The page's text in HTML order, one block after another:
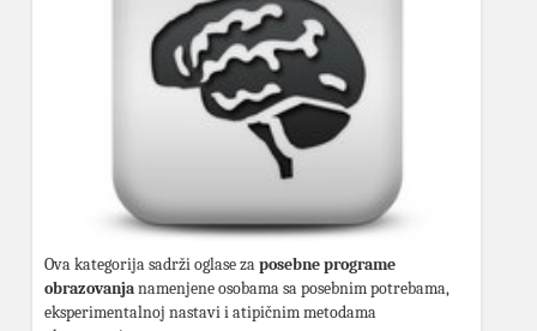
Ova kategorija sadrži oglase zaposebne programe
obrazovanjanamenjene osobama sa posebnim potrebama,
eksperimentalnoj nastavi i atipičnim metodama